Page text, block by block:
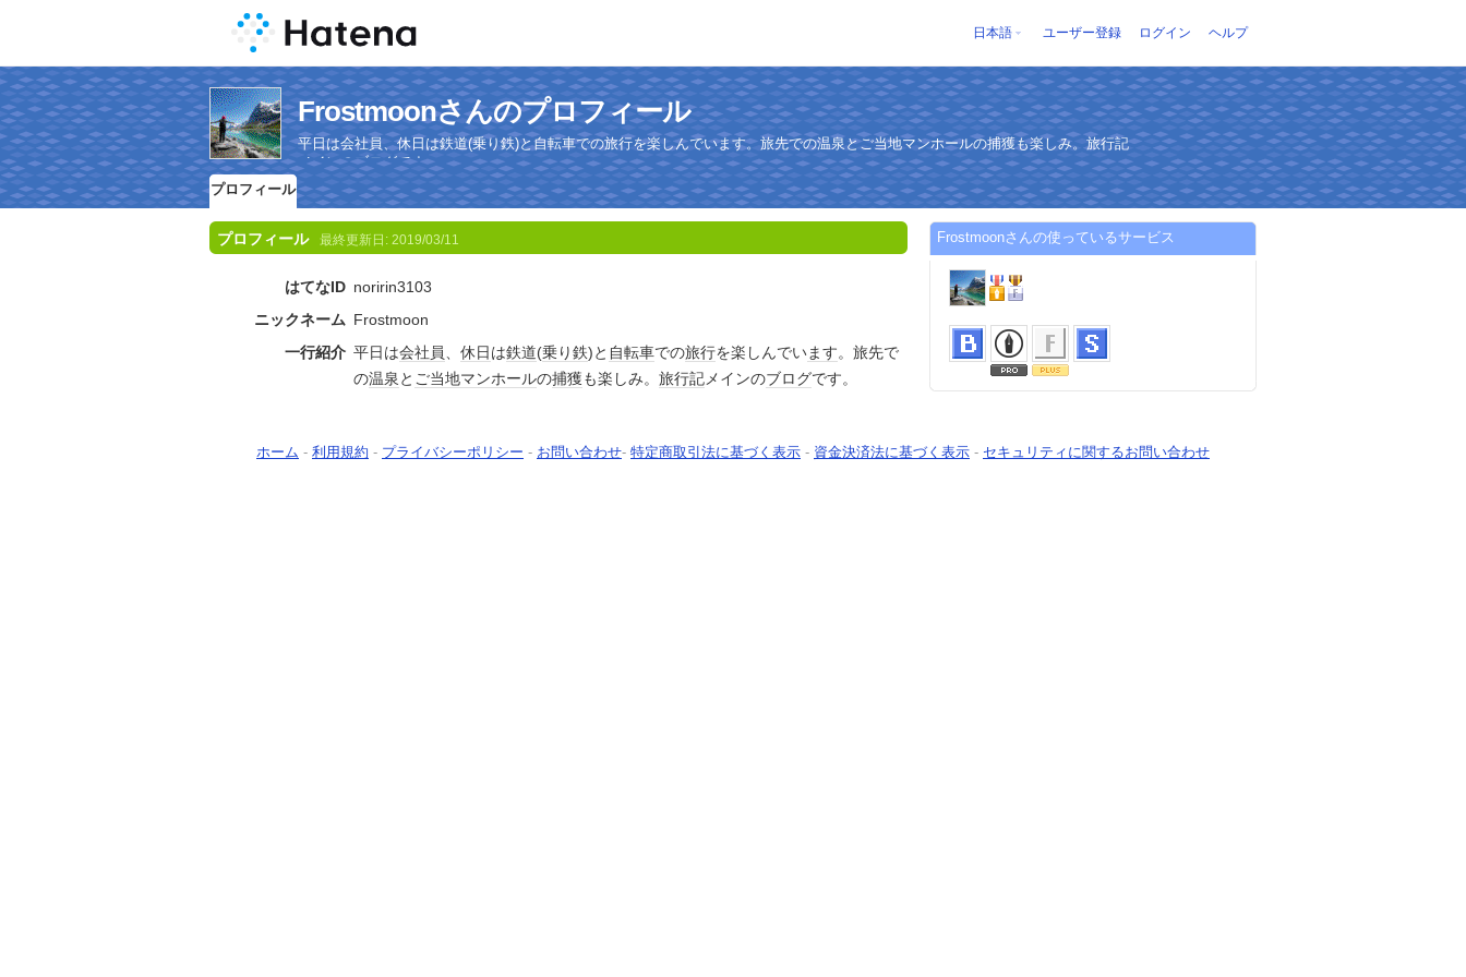
日本語 ユーザー登録 ログイン ヘルプ
Frostmoonさんのプロフィール
平日は会社員、休日は鉄道(乗り鉄)と自転車での旅行を楽しんでいます。旅先での温泉とご当地マンホールの捕獲も楽しみ。旅行記
メインのブログです。
プロフィール
プロフィール 最終更新日: 2019/03/11
はてなID noririn3103
ニックネーム Frostmoon
一行紹介 平日は会社員、 休日は鉄道(乗り鉄)と 自転車での旅行を楽しんでいます。旅先で
の温泉と ご当地マンホールの捕獲も楽しみ。 旅行記メインのブログです。
Frostmoonさんの使っているサービス
ホーム - 利用規約 - プライバシーポリシー - お問い合わせ- 特定商取引法に基づく表示 - 資金決済法に基づく表示 - セキュリティに関するお問い合わせ